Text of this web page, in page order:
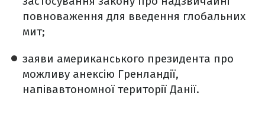
повноваження для введення глобальних
мит;
заяви американського президента про
можливу анексію Гренландії,
напівавтономної території Данії.